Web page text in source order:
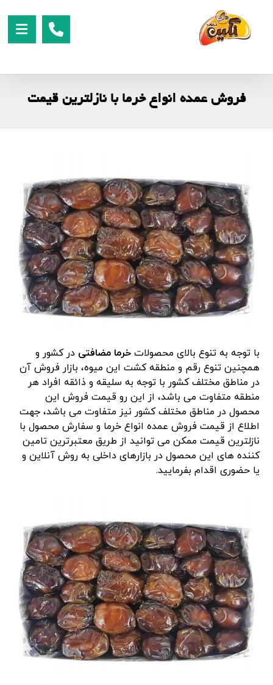
فروش عمده انواع خرما با نازلترین قیمت
با توجه به تنوع بالای محصولاتخرما مضافتی در کشور و
همچنین تنوع رقم و منطقه کشت این میوه، بازار فروش آن
در مناطق مختلف کشور با توجه به سلیقه و ذائقه افراد هر
منطقه متفاوت می باشد، از این رو قیمت فروش این
محصول در مناطق مختلف کشور نیز متفاوت می باشد، جهت
اطلاع از قیمت فروش عمده انواع خرما و سفارش محصول با
نازلترین قیمت ممکن می توانید از طریق معتبرترین تامین
کننده های این محصول در بازارهای داخلی به روش آنلاین و
یا حضوری اقدام بفرمایید.